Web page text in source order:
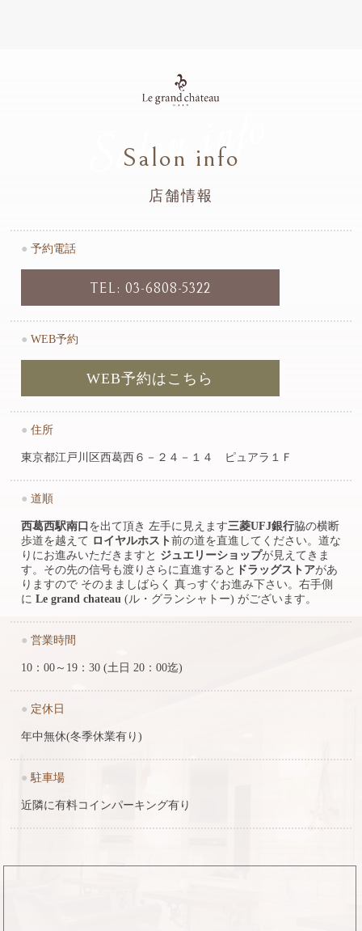
Salon info
Salon info
店舗情報
● 予約電話
TEL: 03-6808-5322
● WEB予約
WEB予約はこちら
● 住所
東京都江戸川区西葛西６－２４－１４ ピュアラ１Ｆ
● 道順
西葛西駅南口 を出て頂き 左手に見えます三菱UFJ銀行脇の横断
歩道を越えて ロイヤルホスト 前の道を直進してください。道な
りにお進みいただきますと ジュエリーショップが見えてきま
す。その先の信号も渡りさらに直進すると ドラッグストアがあ
りますので そのまましばらく 真っすぐお進み下さい。右手側
に Le grand chateau (ル・グランシャトー) がございます。
● 営業時間
10：00～19：30 (土日 20：00迄)
● 定休日
年中無休(冬季休業有り)
● 駐車場
近隣に有料コインパーキング有り